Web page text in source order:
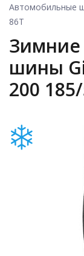
Автомобильные
86T
шины
200